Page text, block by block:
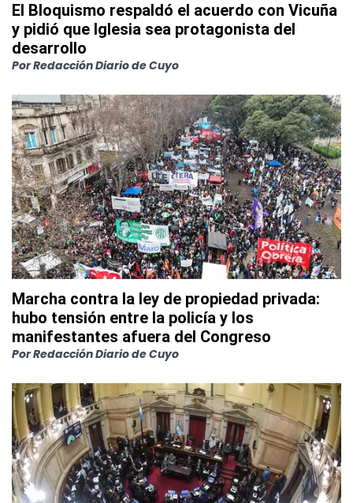
El Bloquismo respaldó el acuerdo con Vicuña
y pidió que Iglesia sea protagonista del
desarrollo
PorRedacción Diario de Cuyo
Marcha contra la ley de propiedad privada:
hubo tensión entre la policía y los
manifestantes afuera del Congreso
PorRedacción Diario de Cuyo